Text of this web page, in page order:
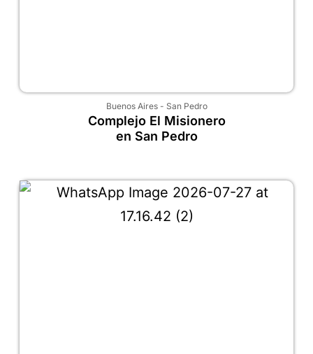
Buenos Aires- San Pedro
Complejo El Misionero
en San Pedro